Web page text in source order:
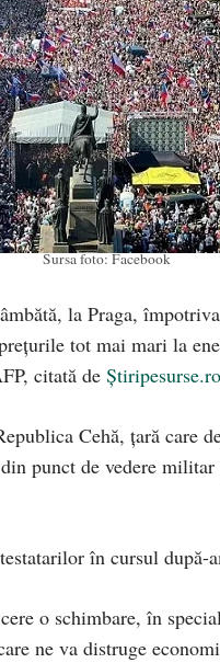
Sursa foto: Facebook
la Praga,
tot mai mari la
citată de Știripesurse.ro
Cehă, ţară care
punct de vedere militar
în cursul
o schimbare, în
ne va distruge